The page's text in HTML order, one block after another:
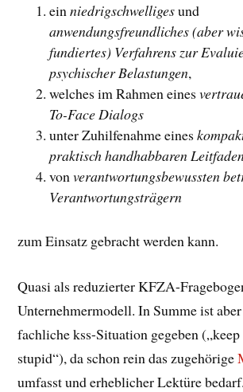
einniedrigschwelligesund
anwendungsfreundliches (aber
fundiertes) Verfahrens zur
psychischer Belastungen,
welches im Rahmen eines
To-Face Dialogs
unter Zuhilfenahme eines
praktisch handhabbaren
vonverantwortungsbewussten
Verantwortungsträgern
zum Einsatz gebracht werden kann.
Quasi als reduzierter KFZA-
Unternehmermodell. In Summe ist
fachliche kss-Situation gegeben
stupid“), da schon rein das zugehörige
umfasst und erheblicher Lektüre bedarf.